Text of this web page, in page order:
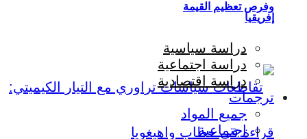
إفريقيا
وفرص تعظيم القيمة
دراسة سياسية
دراسة اجتماعية
دراسة اقتصادية
ترجمات
جميع المواد
اجتماعية